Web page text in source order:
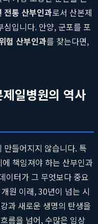
전통 산부인과로서 산본제
입니다. 안양, 군포를 포
험 산부인과를 찾는다면,
일병원의 역사
들어지지 않습니다. 특
책임져야 하는 산부인과
이터가 그 무엇보다 중요
원 이래, 30년이 넘는 시
과 새로운 생명의 탄생을
름을 넘어, 수많은 임상